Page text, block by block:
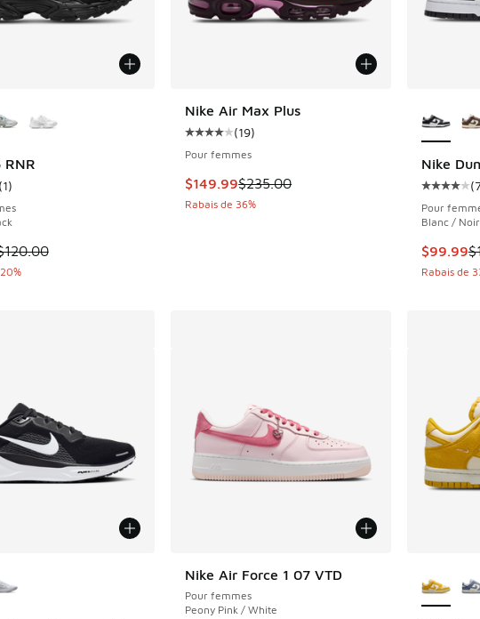
RNR
du client - [5 sur 5 étoiles], 1 commentaires
1)
est en solde. Le prix est passé de $120.00 à $96.00
Nike Air Max Plus
Cote moyenne du client - [4 sur 5 étoiles], 19
(19)
Pour femmes
Cet article est en solde. Le prix est passé de
$149.99$235.00
Rabais de 36%
Nike
Cote
(
Pour
Blanc / Noir
Cet
$99.99
Rabais de
Nike Air Force 1 07 VTD
Pour femmes
Peony Pink / White